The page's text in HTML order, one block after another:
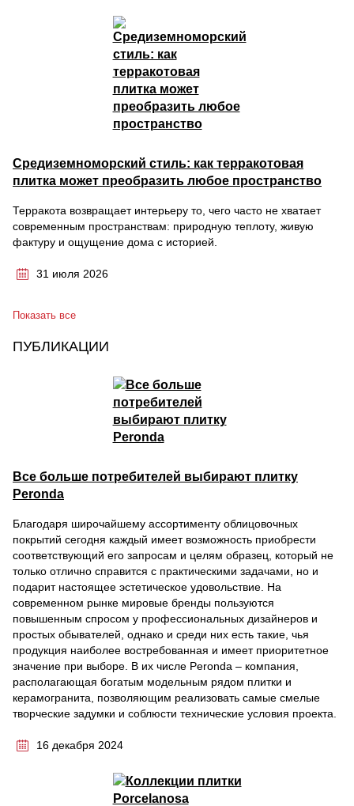
Средиземноморский стиль: как терракотовая
плитка может преобразить любое пространство
Терракота возвращает интерьеру то, чего часто не хватает
современным пространствам: природную теплоту, живую
фактуру и ощущение дома с историей.
31 июля 2026
Показать все
ПУБЛИКАЦИИ
Все больше потребителей выбирают плитку
Peronda
Благодаря широчайшему ассортименту облицовочных
покрытий сегодня каждый имеет возможность приобрести
соответствующий его запросам и целям образец, который не
только отлично справится с практическими задачами, но и
подарит настоящее эстетическое удовольствие. На
современном рынке мировые бренды пользуются
повышенным спросом у профессиональных дизайнеров и
простых обывателей, однако и среди них есть такие, чья
продукция наиболее востребованная и имеет приоритетное
значение при выборе. В их числе Peronda – компания,
располагающая богатым модельным рядом плитки и
керамогранита, позволяющим реализовать самые смелые
творческие задумки и соблюсти технические условия проекта.
16 декабря 2024